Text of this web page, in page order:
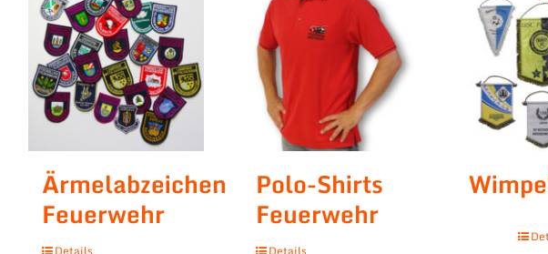
Ärmelabzeichen
Feuerwehr
Details
Polo-Shirts
Feuerwehr
Details